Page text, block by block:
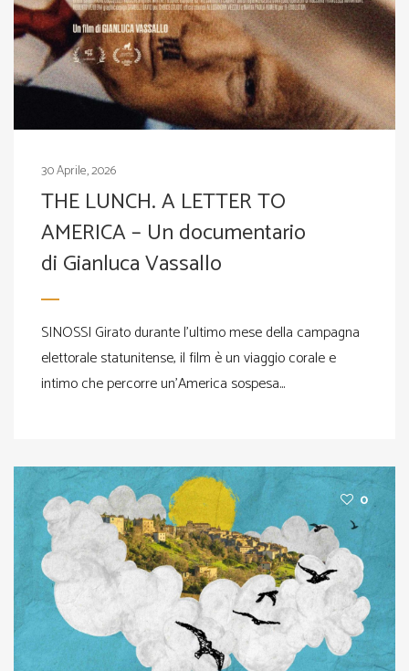
30 Aprile, 2026
THE LUNCH. A LETTER TO
AMERICA – Un documentario
di Gianluca Vassallo
SINOSSI Girato durante l’ultimo mese della campagna
elettorale statunitense, il film è un viaggio corale e
intimo che percorre un’America sospesa...
0